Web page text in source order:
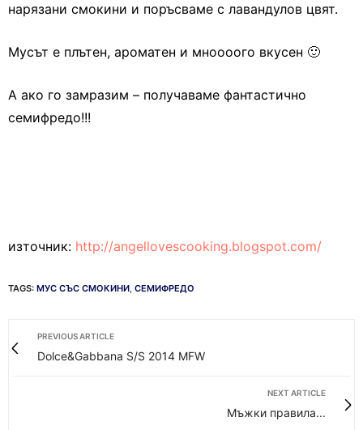
нарязани смокини и поръсваме с лавандулов цвят.
Мусът е плътен, ароматен и мноооого вкусен 🙂
А ако го замразим – получаваме фантастично
семифредо!!!
източник: http://angellovescooking.blogspot.com/
TAGS: МУС СЪС СМОКИНИ, СЕМИФРЕДО
PREVIOUS ARTICLE
Dolce&Gabbana S/S 2014 MFW
NEXT ARTICLE
Мъжки правила...